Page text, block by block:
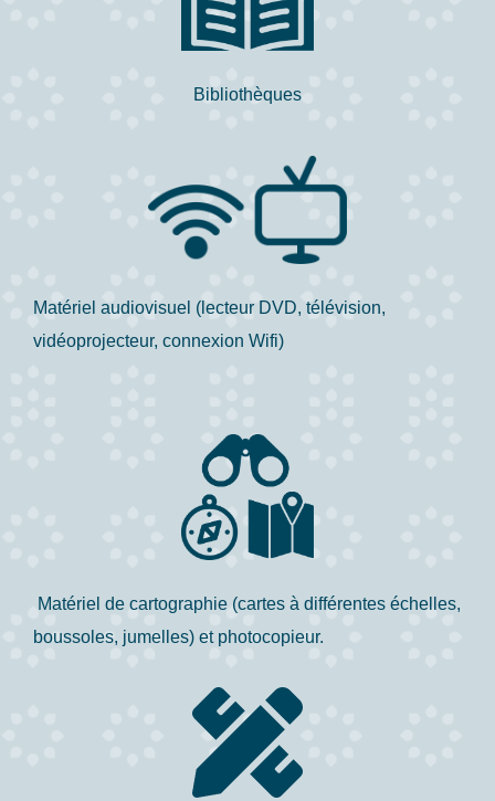
Bibliothèques
Matériel audiovisuel (lecteur DVD, télévision,
vidéoprojecteur, connexion Wifi)
Matériel de cartographie (cartes à différentes échelles,
boussoles, jumelles) et photocopieur.